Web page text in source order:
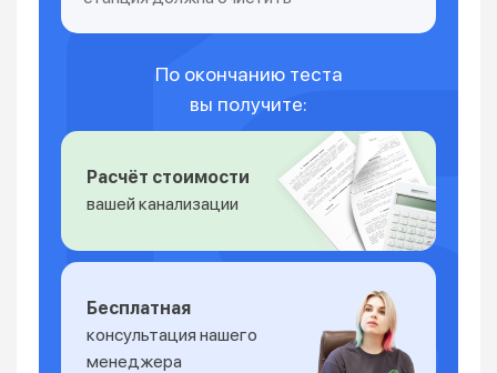
По окончанию теста
вы получите:
Расчёт стоимости
вашей канализации
Бесплатная
консультация нашего
менеджера